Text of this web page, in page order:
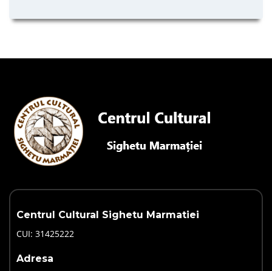
Centrul Cultural Sighetu Marmatiei
CUI: 31425222
Adresa